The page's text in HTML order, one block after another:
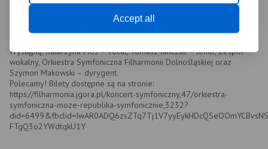
Accept all
Jeleniej Górze.
Wydarzenie "ORKIESTRA SYMFONICZNA MOŻE ! - REPUBLIKA
SYMFONICZNIE" odbędzie się już w ten piątek, 20 maja 2022, o godz.
Wystąpią: Katarzyna Moś – vocal, Tomasz Janczak – tenor, Zespół
wokalny, Orkiestra Symfoniczna Filharmonii Dolnośląskiej oraz
Szymon Makowski – dyrygent.
Polecamy! Bilety dostępne są na stronie:
https://filharmonia.jgora.pl/koncert-symfoniczny,47/orkiestra-
symfoniczna-moze-republika-symfonicznie,3232?
FTgQ3o2YWdtqkU1Y